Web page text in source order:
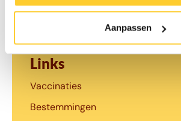
Aanpassen
Contact
info@traveldoctor.nl
Links
Vaccinaties
Bestemmingen